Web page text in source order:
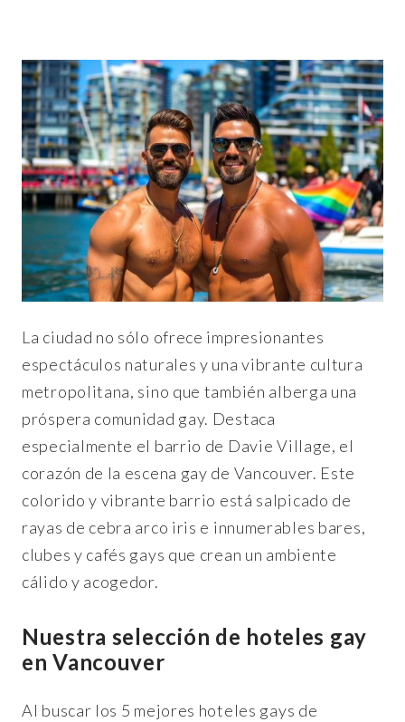
La ciudad no sólo ofrece impresionantes
espectáculos naturales y una vibrante cultura
metropolitana, sino que también alberga una
próspera comunidad gay. Destaca
especialmente el barrio de Davie Village, el
corazón de la escena gay de Vancouver. Este
colorido y vibrante barrio está salpicado de
rayas de cebra arco iris e innumerables bares,
clubes y cafés gays que crean un ambiente
cálido y acogedor.
Nuestra selección de hoteles gay
en Vancouver
Al buscar los 5 mejores hoteles gays de